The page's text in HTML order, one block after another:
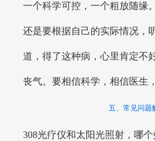
一个科学可控，一个粗放随缘
还是要根据自己的实际情况，
道，得了这种病，心里肯定不
丧气。要相信科学，相信医生
五、常见问题
308光疗仪和太阳光照射，哪